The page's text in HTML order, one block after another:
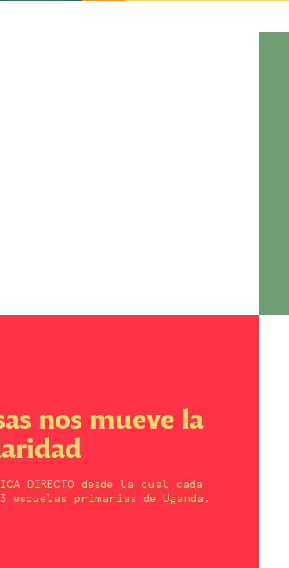
nos mueve la
DIRECTO desde la cual cada
primarias de Uganda.